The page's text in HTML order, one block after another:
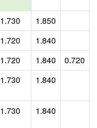
1.730
1.850
1.720
1.840
1.720 1.840
0.720
1.730 1.840
1.730 1.840